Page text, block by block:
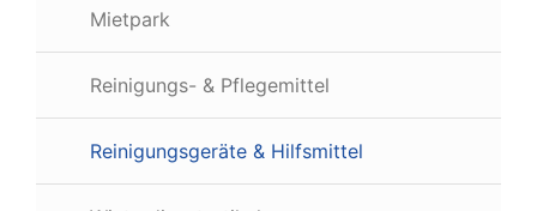
Mietpark
Reinigungs- & Pflegemittel
Reinigungsgeräte & Hilfsmittel